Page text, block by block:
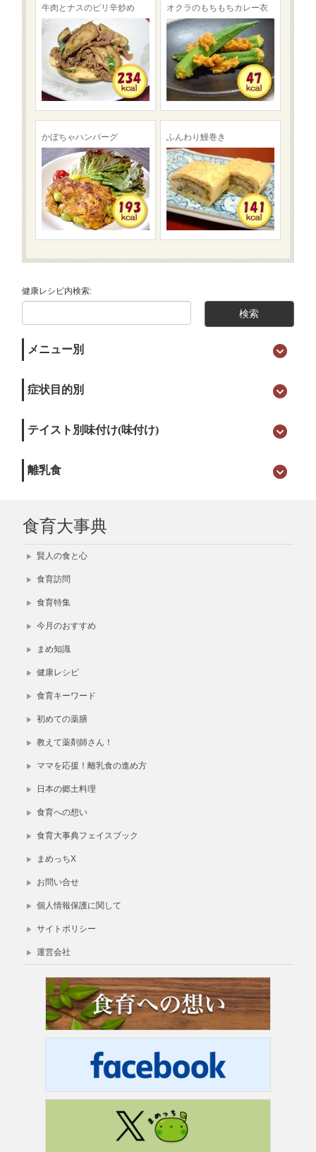
牛肉とナスのピリ辛炒め オクラのもちもちカレー衣
かぼちゃハンバーグ ふんわり鰻巻き
健康レシピ内検索:
メニュー別
症状目的別
テイスト別味付け(味付け)
離乳食
食育大事典
賢人の食と心
食育訪問
食育特集
今月のおすすめ
まめ知識
健康レシピ
食育キーワード
初めての薬膳
教えて薬剤師さん！
ママを応援！離乳食の進め方
日本の郷土料理
食育への想い
食育大事典フェイスブック
まめっちX
お問い合せ
個人情報保護に関して
サイトポリシー
運営会社